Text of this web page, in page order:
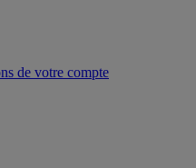
de votre compte